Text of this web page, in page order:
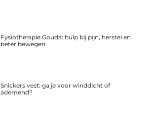
Fysiotherapie Gouda: hulp bij pijn, herstel en
beter bewegen
Snickers vest: ga je voor winddicht of
ademend?